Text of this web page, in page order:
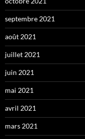
septembre 2021
août 2021
juillet 2021
juin 2021
mai 2021
avril 2021
mars 2021